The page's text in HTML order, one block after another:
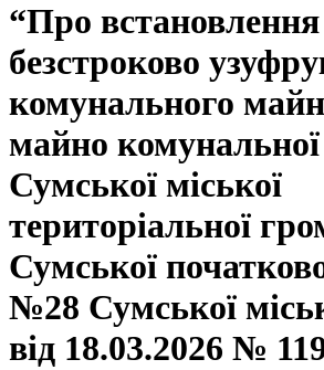
“Про встановлення
безстроково
комунального
майно комунальної
Сумської міської
територіальної
Сумської
№28 Сумської
від 18.03.2026 №